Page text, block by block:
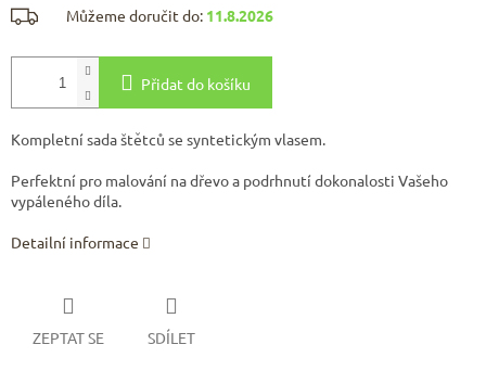
Můžeme doručit do: 11.8.2026
Přidat do košíku
Kompletní sada štětců se syntetickým vlasem.
Perfektní pro malování na dřevo a podrhnutí dokonalosti Vašeho
vypáleného díla.
Detailní informace
ZEPTAT SE SDÍLET